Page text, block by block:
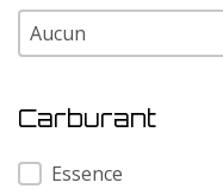
Modele
Modele
Carburant
Carburant
Essence